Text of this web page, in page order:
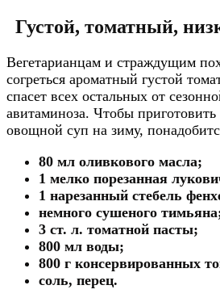
Густой, томатный,
Вегетарианцам и страждущим
согреться ароматный густой
спасет всех остальных от
авитаминоза. Чтобы
овощной суп на зиму,
80 мл оливкового масла;
1 мелко порезанная
1 нарезанный стебель
немного сушеного
3 ст. л. томатной пасты;
800 мл воды;
800 г консервированных
соль, перец.